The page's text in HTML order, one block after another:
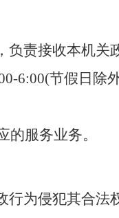
，负责接收本机
6:00(节假日除
应的服务业务。
为侵犯其合法